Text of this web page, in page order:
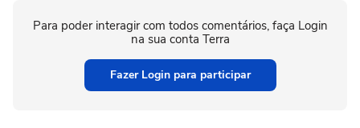
Para poder interagir com todos comentários, faça Login
na sua conta Terra
Fazer Login para participar